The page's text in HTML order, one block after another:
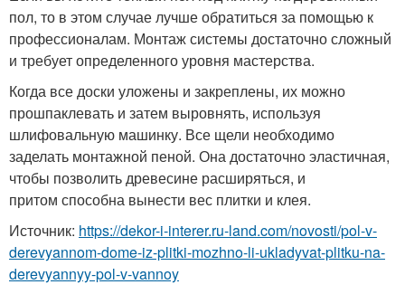
пол, то в этом случае лучше обратиться за помощью к
профессионалам. Монтаж системы достаточно сложный
и требует определенного уровня мастерства.
Когда все доски уложены и закреплены, их можно
прошпаклевать и затем выровнять, используя
шлифовальную машинку. Все щели необходимо
заделать монтажной пеной. Она достаточно эластичная,
чтобы позволить древесине расширяться, и
притом способна вынести вес плитки и клея.
Источник: https://dekor-i-interer.ru-land.com/novosti/pol-v-
derevyannom-dome-iz-plitki-mozhno-li-ukladyvat-plitku-na-
derevyannyy-pol-v-vannoy